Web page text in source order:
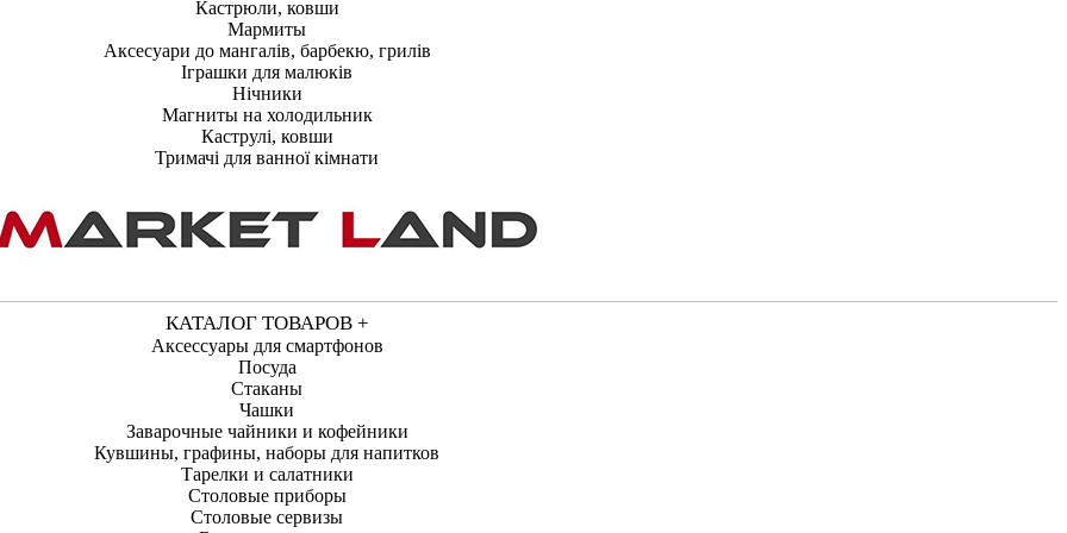
Кастрюли, ковши
Мармиты
Аксесуари до мангалів, барбекю, грилів
Іграшки для малюків
Нічники
Магниты на холодильник
Каструлі, ковши
Тримачі для ванної кімнати
КАТАЛОГ ТОВАРОВ +
Аксессуары для смартфонов
Посуда
Стаканы
Чашки
Заварочные чайники и кофейники
Кувшины, графины, наборы для напитков
Тарелки и салатники
Столовые приборы
Столовые сервизы